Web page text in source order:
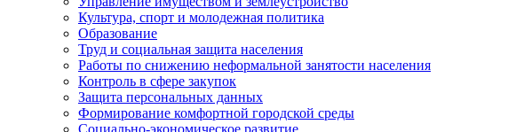
Культура, спорт и молодежная политика
Образование
Труд и социальная защита населения
Работы по снижению неформальной занятости населения
Контроль в сфере закупок
Защита персональных данных
Формирование комфортной городской среды